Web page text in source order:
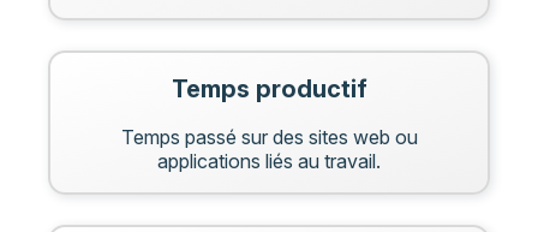
Temps productif
Temps passé sur des sites web ou
applications liés au travail.